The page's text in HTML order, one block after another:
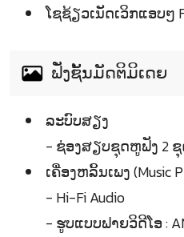
ໂຊຊ້ຽວເນັດເວິກແອບໆ
ຟັ່ງຊັ້ນມັດຕິມິເດຍ
ລະບົບສຽງ
- ຊ່ອງສຽບຊຸດຫູຟັງ 2 ຊຸ
ເຄື່ອງຫລິ້ນເພງ (Music
- Hi-Fi Audio
- ຮູບແບບຟາຍວິດີໂອ :